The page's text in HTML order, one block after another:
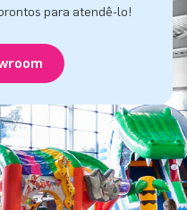
para atendê-lo!